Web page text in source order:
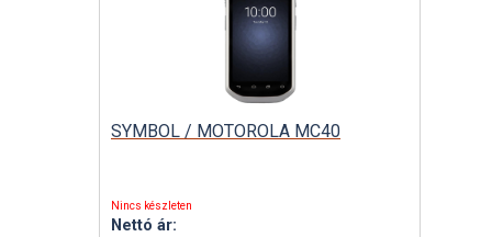
SYMBOL / MOTOROLA MC40
Nincs készleten
Nettó ár: